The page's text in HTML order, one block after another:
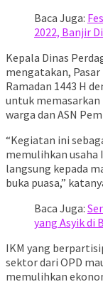
Baca Juga:
2022, Banjir
Kepala Dinas
mengatakan,
Ramadan 1443 H
untuk memasarkan
warga dan ASN
“Kegiatan ini
memulihkan usaha
langsung kepada
buka puasa,”
Baca Juga:
yang Asyik di
IKM yang
sektor dari OPD
memulihkan